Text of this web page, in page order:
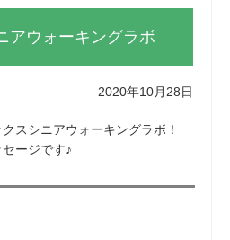
アウォーキングラボ
2020年10月28日
スシニアウォーキングラボ！
ージです♪